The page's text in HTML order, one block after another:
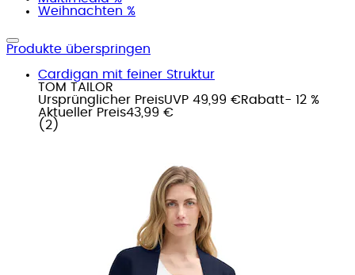
Weihnachten %
Produkte überspringen
Cardigan mit feiner Struktur
TOM TAILOR
Ursprünglicher PreisUVP 49,99 €Rabatt- 12 %
Aktueller Preis43,99 €
( 2 )